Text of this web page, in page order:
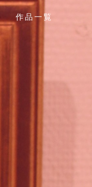
作品一覧